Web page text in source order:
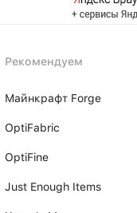
Рекомендуем
Майнкрафт Forge
OptiFabric
OptiFine
Just Enough Items